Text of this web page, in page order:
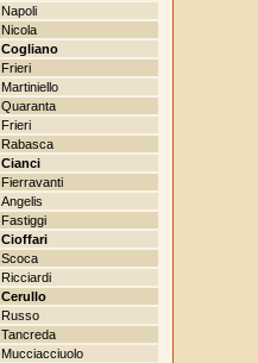
Napoli
Nicola
Cogliano
Frieri
Martiniello
Quaranta
Frieri
Rabasca
Cianci
Fierravanti
Angelis
Fastiggi
Cioffari
Scoca
Ricciardi
Cerullo
Russo
Tancreda
Mucciacciuolo